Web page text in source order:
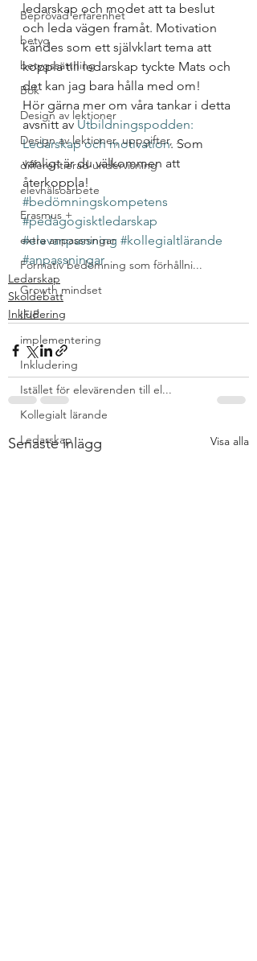
Beprövad erfarenhet
betyg
betygssättning
Bok
Design av lektioner
Design av lektioner, uppgifter, ...
differentierad undervisning
elevhälsoarbete
Erasmus +
extra anpassningar
Formativ bedömning som förhållni...
Growth mindset
IFIP
implementering
Inkludering
Istället för elevärenden till el...
Kollegialt lärande
Ledarskap
ledarskap och modet att ta beslut
och leda vägen framåt. Motivation
kändes som ett självklart tema att
koppla till ledarskap tyckte Mats och
det kan jag bara hålla med om!
Hör gärna mer om våra tankar i detta
avsnitt av Utbildningspodden:
Ledarskap och motivation. Som
vanligt är du välkommen att
återkoppla!
#bedömningskompetens
#pedagogisktledarskap
#elevanpassning #kollegialtlärande
#anpassningar
Ledarskap
Skoldebatt
Inkludering
Senaste inlägg Visa alla